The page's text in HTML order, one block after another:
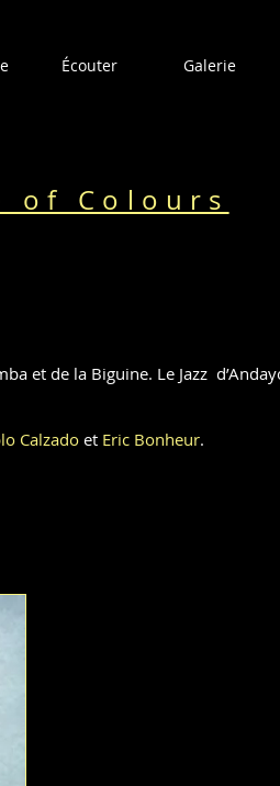
Écouter Galerie
of Colours
et de la Biguine. Le Jazz
Calzado et Eric Bonheur.